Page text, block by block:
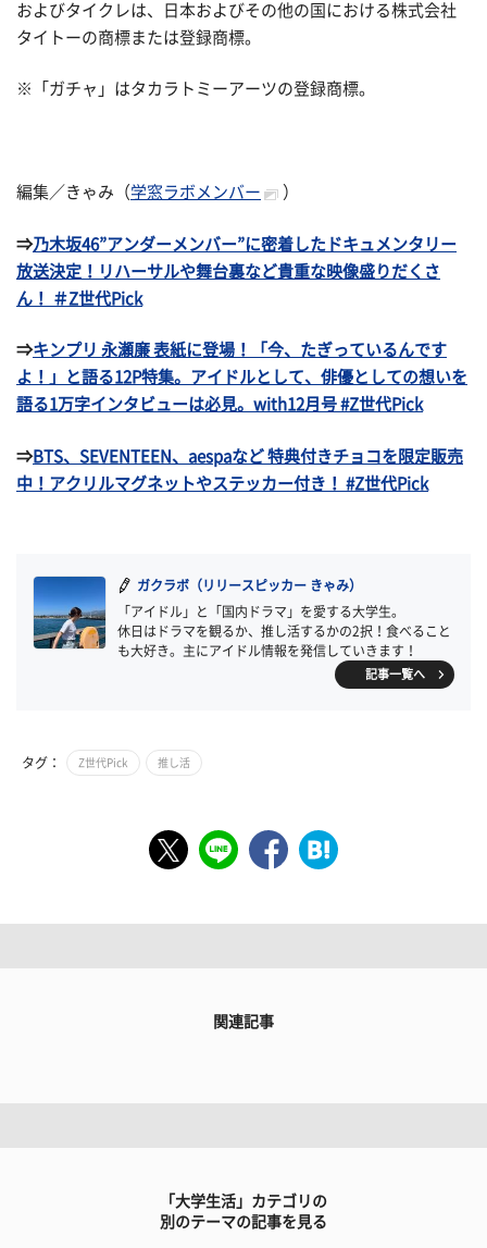
およびタイクレは、日本およびその他の国における株式会社
タイトーの商標または登録商標。
※「ガチャ」はタカラトミーアーツの登録商標。
編集／きゃみ（ 学窓ラボメンバー ）
⇒乃木坂46”アンダーメンバー”に密着したドキュメンタリー
放送決定！リハーサルや舞台裏など貴重な映像盛りだくさ
ん！ ＃Z世代Pick
⇒キンプリ 永瀬廉 表紙に登場！「今、たぎっているんです
よ！」と語る12P特集。アイドルとして、俳優としての想いを
語る1万字インタビューは必見。with12月号 #Z世代Pick
⇒BTS、SEVENTEEN、aespaなど 特典付きチョコを限定販売
中！アクリルマグネットやステッカー付き！ #Z世代Pick
ガクラボ（リリースピッカー きゃみ）
「アイドル」と「国内ドラマ」を愛する大学生。
休日はドラマを観るか、推し活するかの2択！食べること
も大好き。主にアイドル情報を発信していきます！
記事一覧へ
タグ： Z世代Pick 推し活
関連記事
「大学生活」カテゴリの
別のテーマの記事を見る